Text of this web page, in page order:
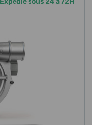
Expédié sous 24 à 72H